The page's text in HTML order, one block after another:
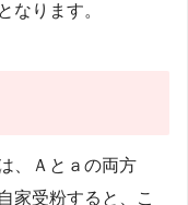
なります。
、Ａとａの両方
家受粉すると、こ